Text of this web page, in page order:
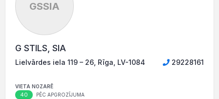
GSSIA
G STILS, SIA
Lielvārdes iela 119 – 26, Rīga, LV-1084 29228161
VIETA NOZARĒ
40 PĒC APGROZĪJUMA